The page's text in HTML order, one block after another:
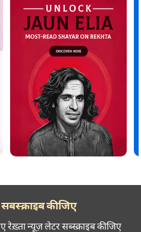
कीजिए
रेख़्ता न्यूज़ लेटर सब्स्क्राइब कीजिए